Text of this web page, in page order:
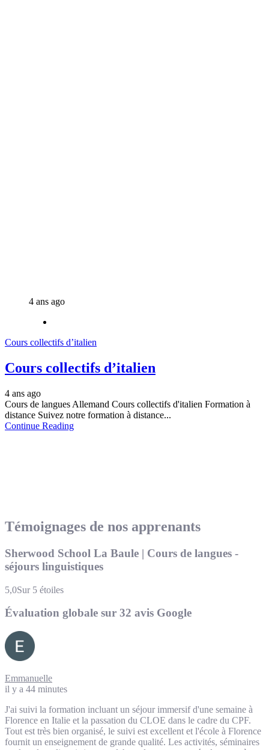
4 ans ago
Cours collectifs d’italien
Cours collectifs d’italien
4 ans ago
Cours de langues Allemand Cours collectifs d'italien Formation à
distance Suivez notre formation à distance...
Continue Reading
Témoignages de nos apprenants
Sherwood School La Baule | Cours de langues -
séjours linguistiques
5,0Sur 5 étoiles
Évaluation globale sur 32 avis Google
Emmanuelle
il y a 44 minutes
J'ai suivi la formation incluant un séjour immersif d'une semaine à
Florence en Italie et la passation du CLOE dans le cadre du CPF.
Tout est très bien organisé, le suivi est excellent et l'école à Florence
fournit un enseignement de grande qualité. Les activités, séminaires